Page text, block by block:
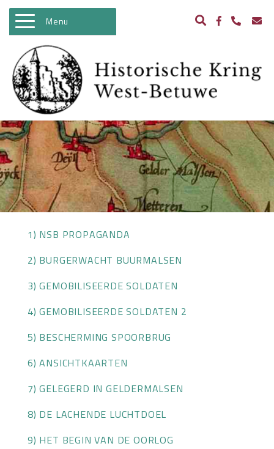
Menu
WELKOM
ACTIVITEITEN
NIEUWS
BIBLIOTHEEK
ARCHEOLOGIE
HISTORIE
BEELDBANK
KASTELEN IN WEST BETUWE
WO II
OVER HKWB
LID WORDEN
CONTACT
1) NSB PROPAGANDA
2) BURGERWACHT BUURMALSEN
3) GEMOBILISEERDE SOLDATEN
4) GEMOBILISEERDE SOLDATEN 2
5) BESCHERMING SPOORBRUG
6) ANSICHTKAARTEN
7) GELEGERD IN GELDERMALSEN
8) DE LACHENDE LUCHTDOEL
9) HET BEGIN VAN DE OORLOG